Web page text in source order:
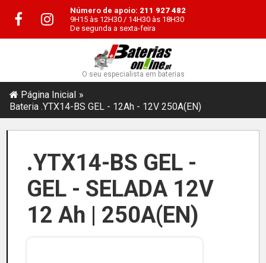
Número de apoio: 211 927 482
9H15 às 12H30 / 14H30 às 18H30
De segunda a sexta-feira
O seu especialista em baterias
Página Inicial
Bateria .YTX14-BS GEL - 12Ah - 12V 250A(EN)
.YTX14-BS GEL -
GEL - SELADA 12V
12 Ah | 250A(EN)